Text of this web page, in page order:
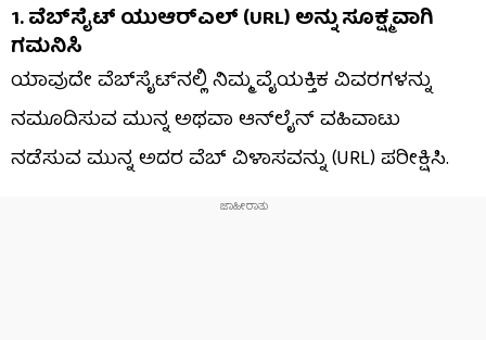
1. ವೆಬ್‌ಸೈಟ್ ಯುಆರ್‌ಎಲ್ (URL) ಅನ್ನು ಸೂಕ್ಷ್ಮವಾಗಿ
ಗಮನಿಸಿ
ಯಾವುದೇ ವೆಬ್‌ಸೈಟ್‌ನಲ್ಲಿ ನಿಮ್ಮ ವೈಯಕ್ತಿಕ ವಿವರಗಳನ್ನು
ನಮೂದಿಸುವ ಮುನ್ನ ಅಥವಾ ಆನ್‌ಲೈನ್ ವಹಿವಾಟು
ನಡೆಸುವ ಮುನ್ನ ಅದರ ವೆಬ್ ವಿಳಾಸವನ್ನು (URL) ಪರೀಕ್ಷಿಸಿ.